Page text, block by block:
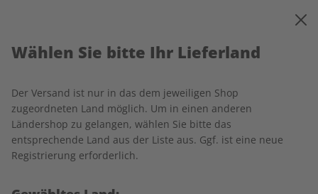
Startseite Deutsch perfekt Produkte
Produkte
17 Artikel
Filter
Wählen Sie bitte Ihr Lieferland
Der Versand ist nur in das dem jeweiligen Shop
zugeordneten Land möglich. Um in einen anderen
Ländershop zu gelangen, wählen Sie bitte das
entsprechende Land aus der Liste aus. Ggf. ist eine neue
Registrierung erforderlich.